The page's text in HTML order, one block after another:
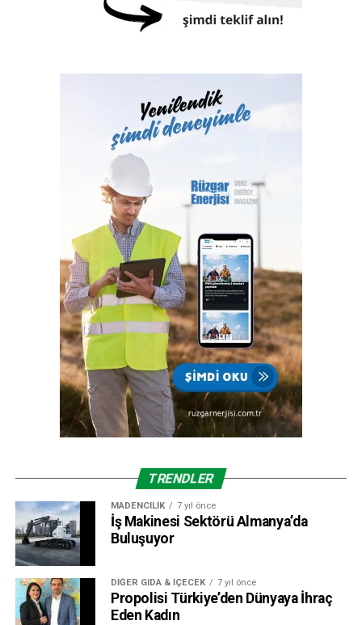
birçok futbol stadyumu bunlardan sadece birkaçıdır.
Klaslama, yasal sertifikasyon, test, muayene,
Vakfı, fiziki alanlarının yeterliliği ve gelişmeye açık oluşu
ile büyüme yolunda hızla ilerliyor. Türk Loydu, Türkiye’nin
milli kuruluşudur. Yetkisi olan alanlar hemen hemen
Türkiye’nin ekonomisine katkı sağlayan sektörlerin
tamamını içermektedir ve IACS üyeliğimiz ile büyümenin,
gelişmenin ve ülkemize katkı sağlamanın faydası ve gururu
100. yılında Türkiye Cumhuriyeti’nindir.”
TRENDLER
MADENCILIK 7 yıl önce
İş Makinesi Sektörü Almanya’da
Buluşuyor
DIĞER GIDA & İÇECEK 7 yıl önce
Propolisi Türkiye’den Dünyaya İhraç
Eden Kadın